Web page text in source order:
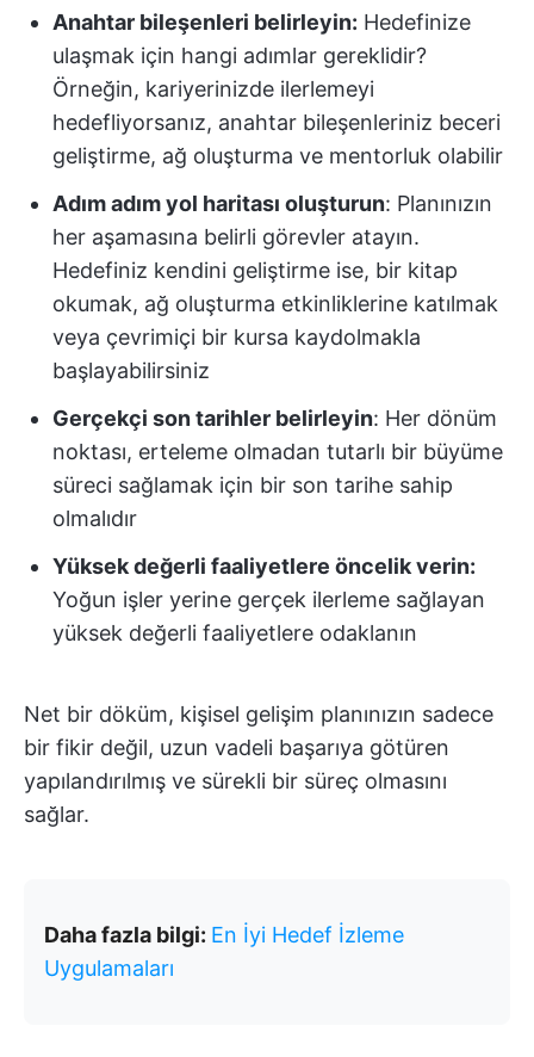
Anahtar bileşenleri belirleyin: Hedefinize
ulaşmak için hangi adımlar gereklidir?
Örneğin, kariyerinizde ilerlemeyi
hedefliyorsanız, anahtar bileşenleriniz beceri
geliştirme, ağ oluşturma ve mentorluk olabilir
Adım adım yol haritası oluşturun: Planınızın
her aşamasına belirli görevler atayın.
Hedefiniz kendini geliştirme ise, bir kitap
okumak, ağ oluşturma etkinliklerine katılmak
veya çevrimiçi bir kursa kaydolmakla
başlayabilirsiniz
Gerçekçi son tarihler belirleyin: Her dönüm
noktası, erteleme olmadan tutarlı bir büyüme
süreci sağlamak için bir son tarihe sahip
olmalıdır
Yüksek değerli faaliyetlere öncelik verin:
Yoğun işler yerine gerçek ilerleme sağlayan
yüksek değerli faaliyetlere odaklanın
Net bir döküm, kişisel gelişim planınızın sadece
bir fikir değil, uzun vadeli başarıya götüren
yapılandırılmış ve sürekli bir süreç olmasını
sağlar.
Daha fazla bilgi: En İyi Hedef İzleme
Uygulamaları